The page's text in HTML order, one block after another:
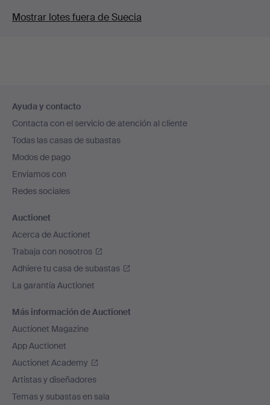
Mostrar lotes fuera de Suecia
en
el
pie
de
página
Ayuda y contacto
Contacta con el servicio de atención al cliente
Todas las casas de subastas
Modos de pago
Enviamos con
Redes sociales
Auctionet
Acerca de Auctionet
Trabaja con nosotros
Adhiere tu casa de subastas
La garantía Auctionet
Más información de Auctionet
Auctionet Magazine
App Auctionet
Auctionet Academy
Artistas y diseñadores
Temas y subastas en sala